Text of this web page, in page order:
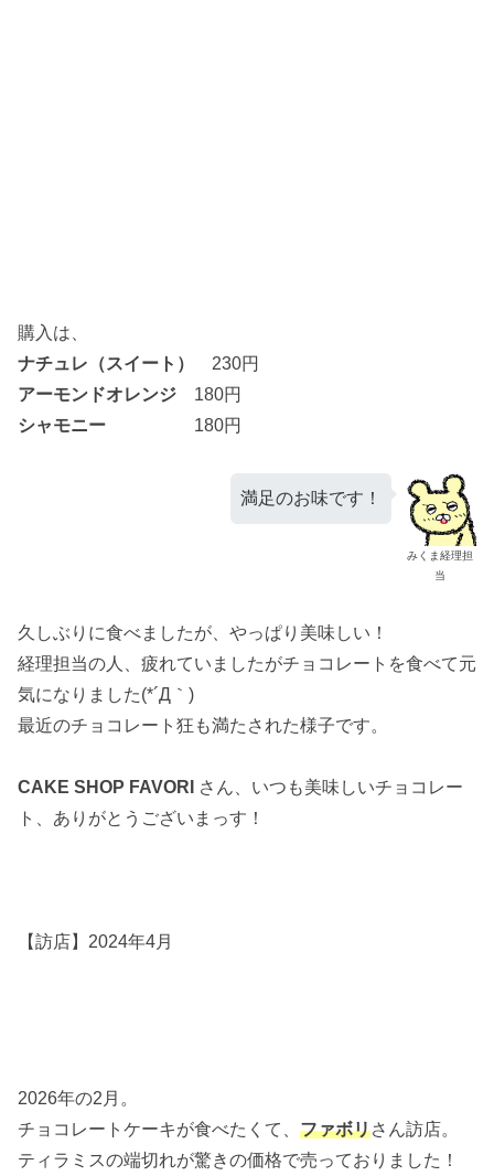
購入は、
ナチュレ（スイート）
230円
アーモンドオレンジ 180円
シャモニー 180円
みくま経理担
当
満足のお味です！
久しぶりに食べましたが、やっぱり美味しい！
経理担当の人、疲れていましたがチョコレートを食べて元
気になりました(*´Д｀)
最近のチョコレート狂も満たされた様子です。
CAKE SHOP FAVORI
さん、いつも美味しいチョコレー
ト、ありがとうございまっす！
【訪店】2024年4月
2026年の2月。
チョコレートケーキが食べたくて、 ファボリさん訪店。
ティラミスの端切れが驚きの価格で売っておりました！